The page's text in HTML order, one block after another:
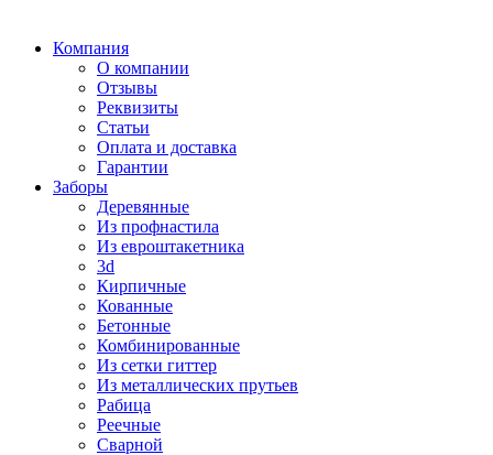
Компания
О компании
Отзывы
Реквизиты
Статьи
Оплата и доставка
Гарантии
Заборы
Деревянные
Из профнастила
Из евроштакетника
3d
Кирпичные
Кованные
Бетонные
Комбинированные
Из сетки гиттер
Из металлических прутьев
Рабица
Реечные
Сварной